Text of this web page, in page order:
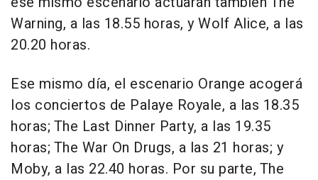
Warning, a las 18.55 horas, y Wolf Alice, a las
20.20 horas.
Ese mismo día, el escenario Orange acogerá
los conciertos de Palaye Royale, a las 18.35
horas; The Last Dinner Party, a las 19.35
horas; The War On Drugs, a las 21 horas; y
Moby, a las 22.40 horas. Por su parte, The